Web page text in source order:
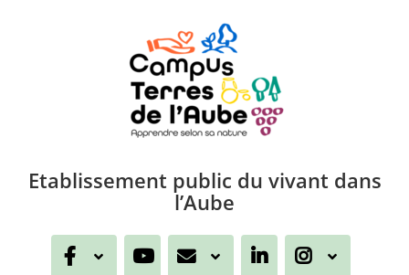
Etablissement public du vivant dans
l’Aube